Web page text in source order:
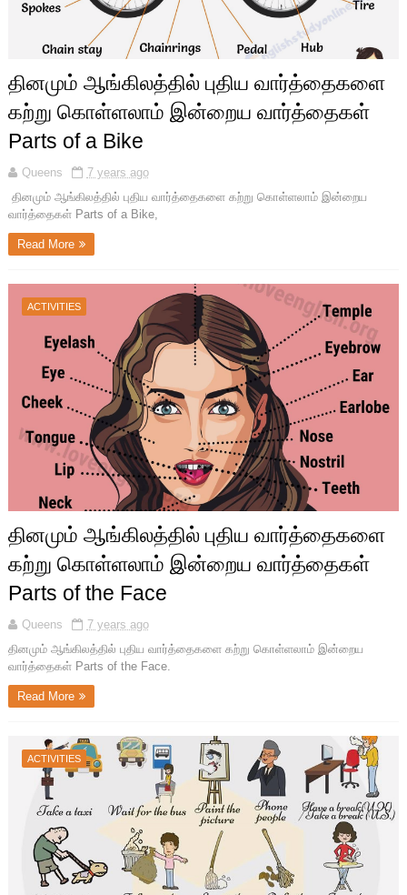
தினமும் ஆங்கிலத்தில் புதிய வார்த்தைகளை
கற்று கொள்ளலாம் இன்றைய வார்த்தைகள்
Parts of a Bike
Queens
7 years ago
தினமும் ஆங்கிலத்தில் புதிய வார்த்தைகளை கற்று கொள்ளலாம் இன்றைய
வார்த்தைகள் Parts of a Bike,
Read More
ACTIVITIES
தினமும் ஆங்கிலத்தில் புதிய வார்த்தைகளை
கற்று கொள்ளலாம் இன்றைய வார்த்தைகள்
Parts of the Face
Queens
7 years ago
தினமும் ஆங்கிலத்தில் புதிய வார்த்தைகளை கற்று கொள்ளலாம் இன்றைய
வார்த்தைகள் Parts of the Face.
Read More
ACTIVITIES